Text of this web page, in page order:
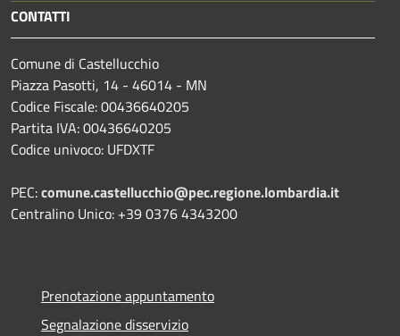
CONTATTI
Comune di Castellucchio
Piazza Pasotti, 14 - 46014 - MN
Codice Fiscale: 00436640205
Partita IVA: 00436640205
Codice univoco: UFDXTF
PEC:comune.castellucchio@pec.regione.lombardia.it
Centralino Unico: +39 0376 4343200
Prenotazione appuntamento
Segnalazione disservizio